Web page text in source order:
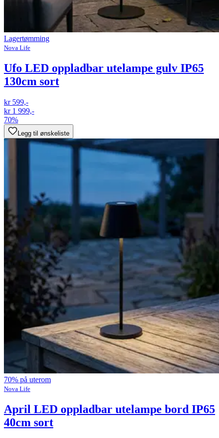
Lagertømming
Nova Life
Ufo LED oppladbar utelampe gulv IP65
130cm sort
kr 599,-
kr 1 999,-
70%
Legg til ønskeliste
70% på uterom
Nova Life
April LED oppladbar utelampe bord IP65
40cm sort